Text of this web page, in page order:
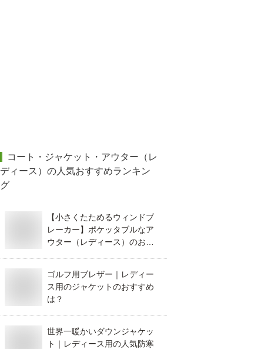
コート・ジャケット・アウター（レ
ディース） の人気おすすめランキン
グ
【小さくたためるウィンドブ
レーカー】ポケッタブルなア
ウター（レディース）のおす
ゴルフ用ブレザー｜レディー
ス用のジャケットのおすすめ
は？
世界一暖かいダウンジャケッ
ト｜レディース用の人気防寒